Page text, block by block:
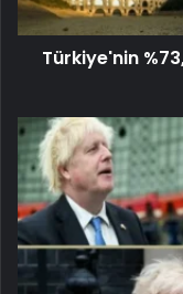
Türkiye'nin